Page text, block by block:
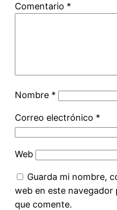
Comentario *
Nombre *
Correo electrónico *
Web
Guarda mi nombre,
web en este navegador
que comente.